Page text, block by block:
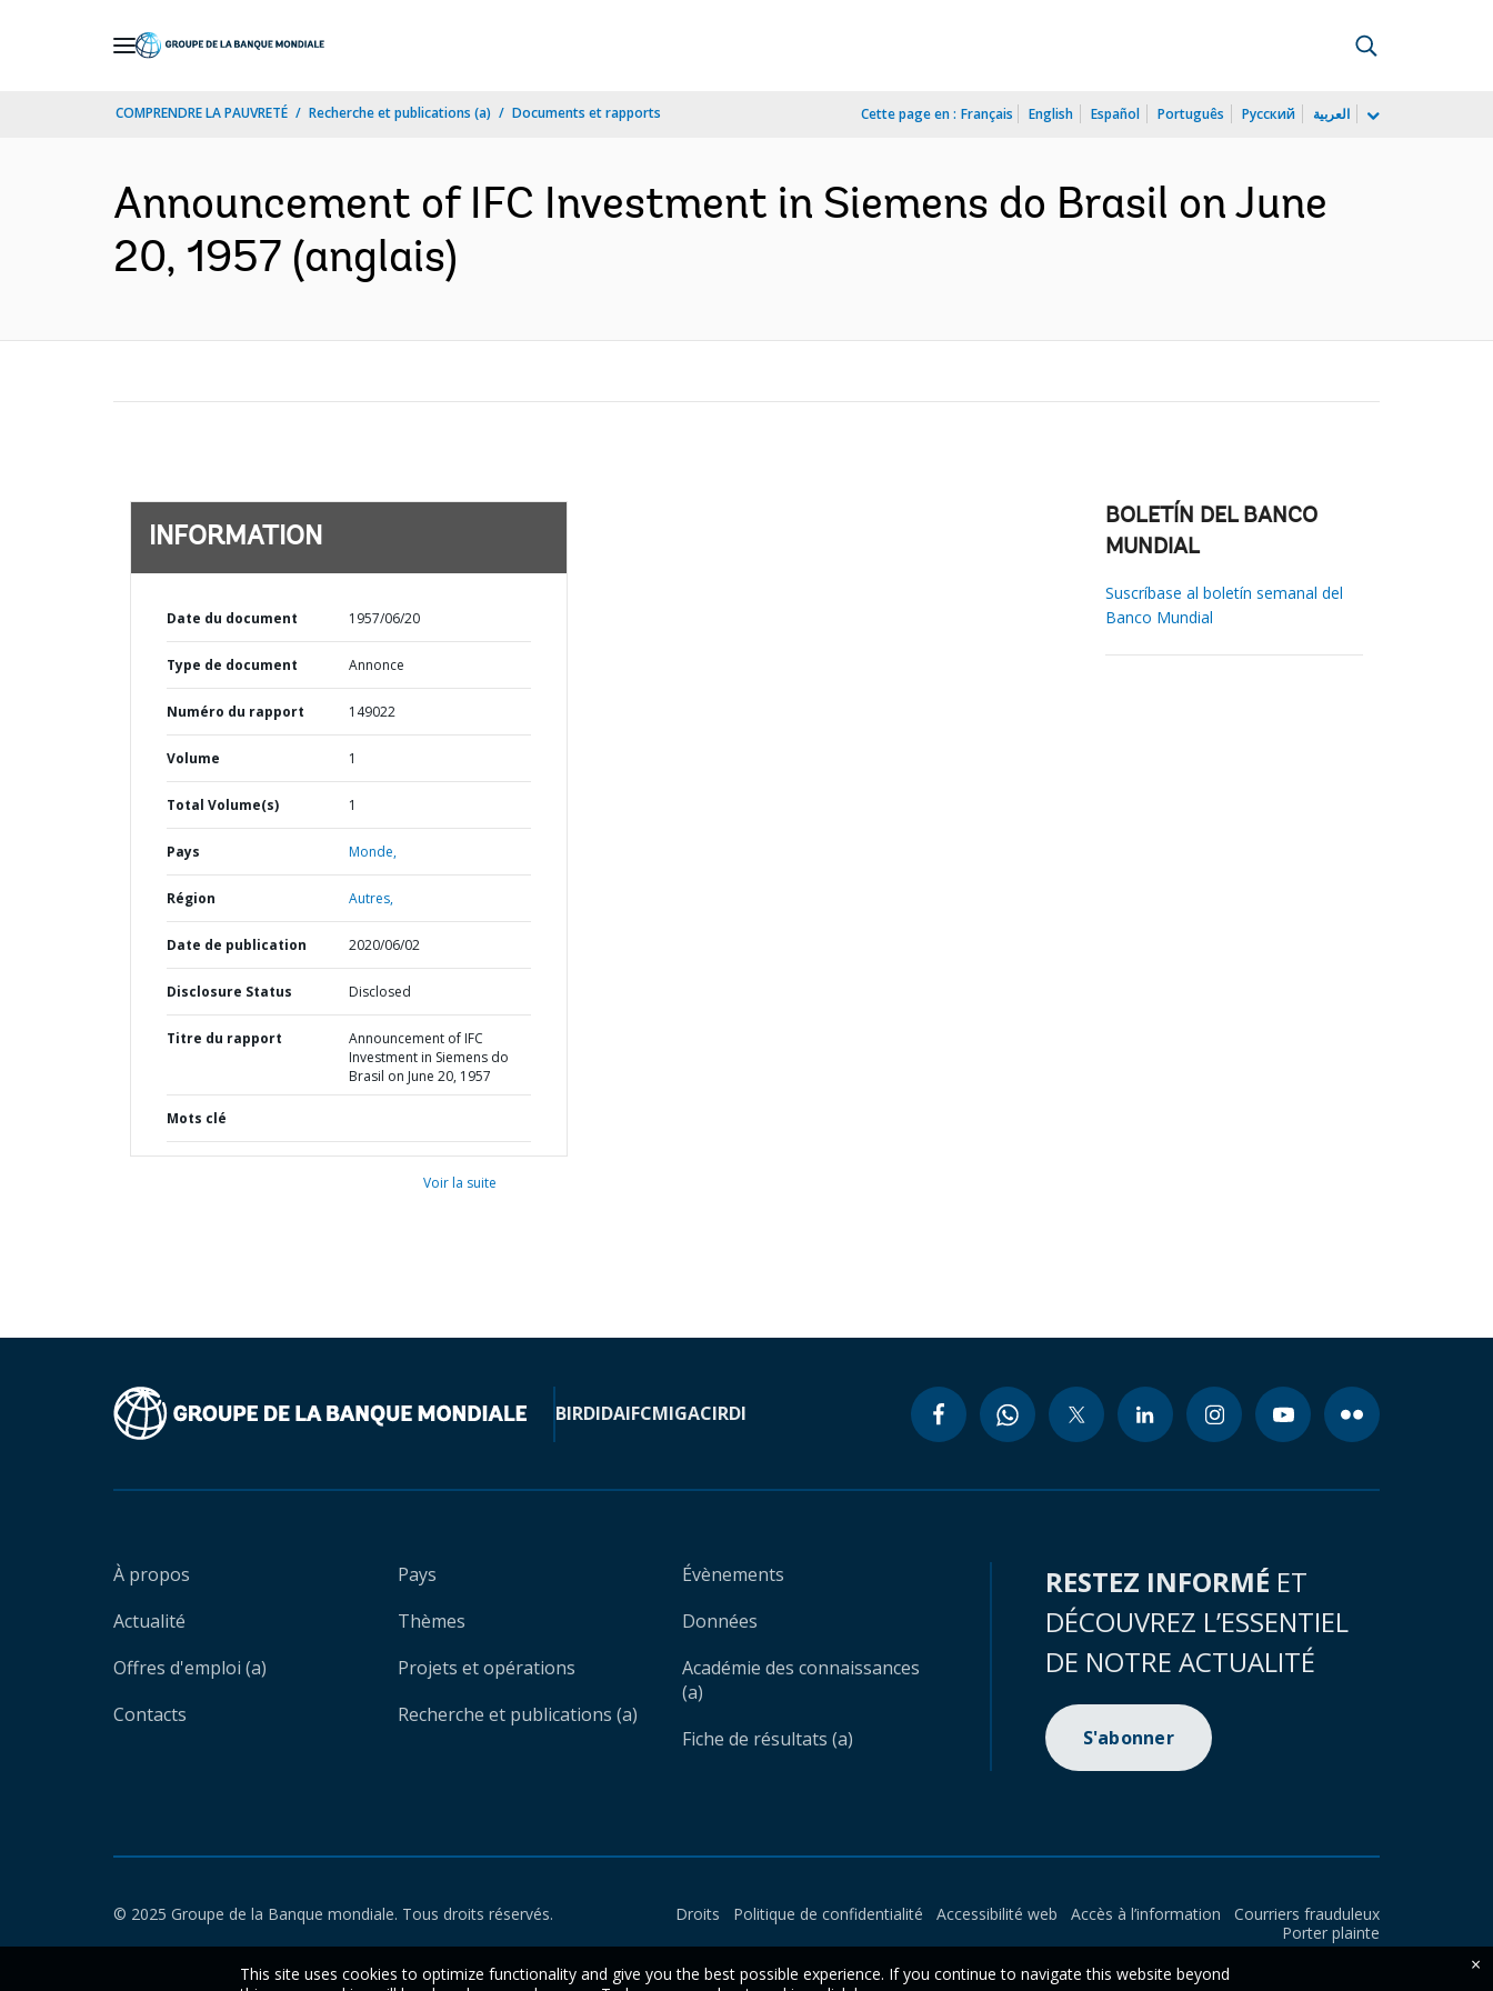
COMPRENDRE LA PAUVRETÉ Recherche et publications (a) Documents et rapports Cette page en : Français English Español Português Русский العربية
Announcement of IFC Investment in Siemens do Brasil on June
20, 1957 (anglais)
INFORMATION
Date du document 1957/06/20
Type de document Annonce
Numéro du rapport 149022
Volume 1
Total Volume(s) 1
Pays Monde,
Région Autres,
Date de publication 2020/06/02
Disclosure Status Disclosed
Titre du rapport
Announcement of IFC
Investment in Siemens do
Brasil on June 20, 1957
Mots clé
Voir la suite
BOLETÍN DEL BANCO
MUNDIAL
Suscríbase al boletín semanal del
Banco Mundial
BIRDIDAIFCMIGACIRDI
À propos
Actualité
Offres d'emploi (a)
Contacts
Pays
Thèmes
Projets et opérations
Recherche et publications (a)
Évènements
Données
Académie des connaissances
(a)
Fiche de résultats (a)
RESTEZ INFORMÉ ET
DÉCOUVREZ L’ESSENTIEL
DE NOTRE ACTUALITÉ
S'abonner
© 2025 Groupe de la Banque mondiale. Tous droits réservés. Droits Politique de confidentialité Accessibilité web Accès à l’information
Courriers frauduleux
Porter plainte
This site uses cookies to optimize functionality and give you the best possible experience. If you continue to navigate this website beyond
×